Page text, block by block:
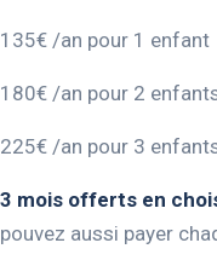
135€ /an pour 1 enfant
180€ /an pour 2
225€ /an pour 3
3 mois offerts en
pouvez aussi payer